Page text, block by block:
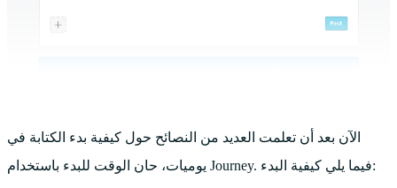
الآن بعد أن تعلمت العديد من النصائح حول كيفية بدء الكتابة في
يوميات، حان الوقت للبدء باستخدام Journey. فيما يلي كيفية البدء: